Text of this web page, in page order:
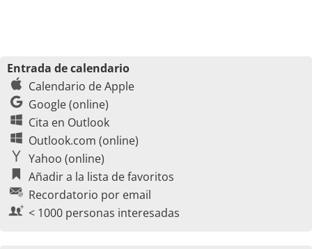
Entrada de calendario
Calendario de Apple
Google (online)
Cita en Outlook
Outlook.com (online)
Yahoo (online)
Añadir a la lista de favoritos
Recordatorio por email
< 1000 personas interesadas